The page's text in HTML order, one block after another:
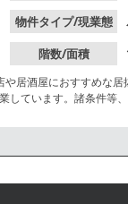
物件タイプ/現業態
階数/面積
居酒屋におすすめな
ています。諸条件等